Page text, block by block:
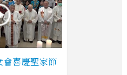
喜慶聖家節